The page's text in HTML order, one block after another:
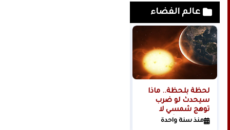
عالم الفضاء
لحظة بلحظة.. ماذا
سيحدث لو ضرب
توهج شمسي لا
تتحمله البشرية
منذ سنة واحدة